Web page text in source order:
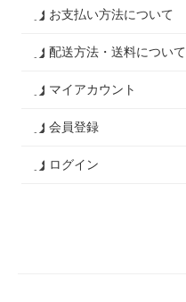
お支払い方法について
配送方法・送料について
マイアカウント
会員登録
ログイン